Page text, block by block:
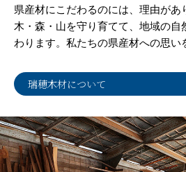
県産材にこだわるのには、理由があ
木・森・山を守り育てて、地域の自
わります。私たちの県産材への思い
瑞穂木材について